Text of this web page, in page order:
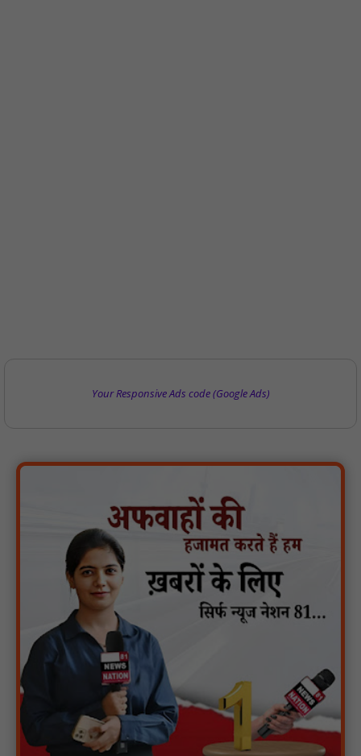
Your Responsive Ads code (Google Ads)
गुरु रविदास महाराज की 650वीं जयंती पर ‘कलश वंदन यात्रा’ का भव्य स्वागत
: NN81
मस्तूरी क्षेत्र में विश्व स्तनपान दिवस पर जागरूकता कार्यक्रम आयोजित:
NN81
वर्धा में ज़िला परिषद के कर्मचारी चौदह दिनों से हड़ताल पर : NN81
पीएचईडी विभाग मंत्री ने जहाजपुर विधानसभा क्षेत्र में विभिन्न विकास कार्यों का
किया शिलान्यास एवं लोकार्पण : NN81
पारस पोर्टल से होगी योजनाओं की नियमित समीक्षा, मुख्यमंत्री विष्णुदेव साय ने
दिए समयबद्ध क्रियान्वयन के निर्देश : NN81